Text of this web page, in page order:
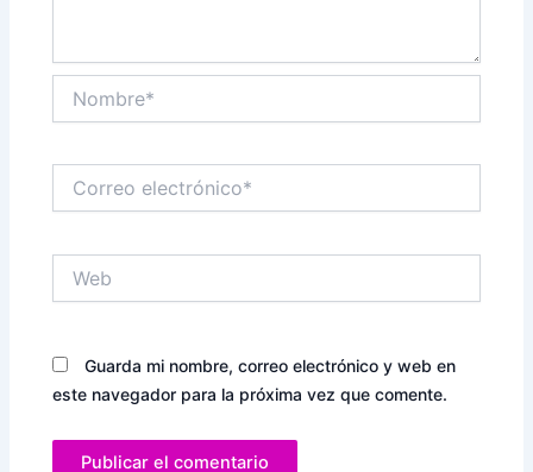
electrónico*
Guarda mi nombre, correo electrónico y web en
este navegador para la próxima vez que comente.